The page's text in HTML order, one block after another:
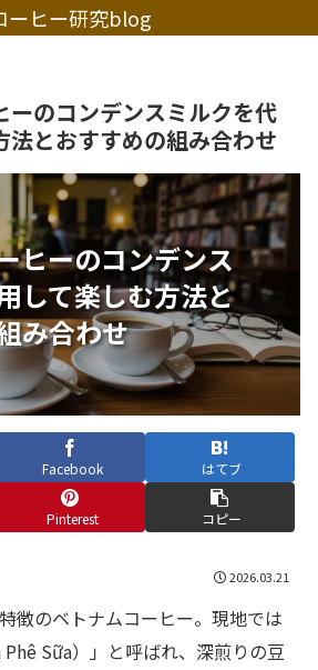
ーヒー研究blog
ーのコンデンスミルクを代
法とおすすめの組み合わせ
ヒーのコンデンス
して楽しむ方法と
み合わせ
Facebook はてブ
Pinterest コピー
2026.03.21
徴のベトナムコーヒー。現地では
Phê Sữa）」と呼ばれ、深煎りの豆